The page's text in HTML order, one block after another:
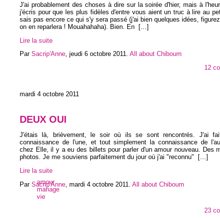
J'ai probablement des choses à dire sur la soirée d'hier, mais à
j'écris pour que les plus fidèles d'entre vous aient un truc à lire au
sais pas encore ce qui s'y sera passé (j'ai bien quelques idées,
on en reparlera ! Mouahahaha). Bien. En
[…]
Lire la suite
Par Sacrip'Anne, jeudi 6 octobre 2011. All about Chiboum
12
mardi 4 octobre 2011
DEUX OUI
J'étais là, brièvement, le soir où ils se sont rencontrés. J'ai
connaissance de l'une, et tout simplement la connaissance de
chez Elle, il y a eu des billets pour parler d'un amour nouveau. Des
photos. Je me souviens parfaitement du jour où j'ai "reconnu"
[…]
Lire la suite
Par Sacrip'Anne, mardi 4 octobre 2011. All about Chiboum
amour
mariage
vie
23